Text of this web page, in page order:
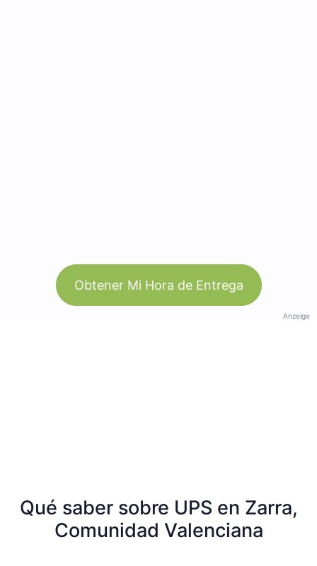
Obtener Mi Hora de Entrega
Anzeige
Qué saber sobre UPS en Zarra,
Comunidad Valenciana